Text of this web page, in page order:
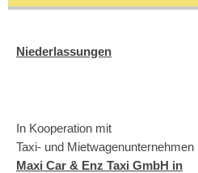
Niederlassungen
In Kooperation mit
Taxi- und Mietwagenunternehmen
Maxi Car & Enz Taxi GmbH in